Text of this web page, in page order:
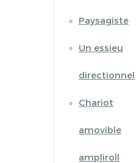
Paysagiste
Un essieu
directionnel
Chariot
amovible
ampliroll